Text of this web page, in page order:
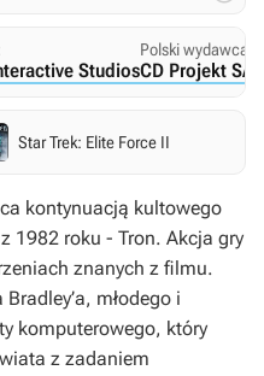
Studios
Polski wydawca:
CD Projekt SA
Star Trek: Elite Force II
kontynuacją kultowego
1982 roku - Tron. Akcja gry
znanych z filmu.
młodego i
komputerowego, który
z zadaniem